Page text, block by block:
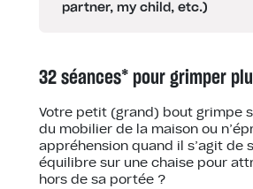
partner, my child, etc.)
32 séances* pour grimper
Votre petit (grand) bout grimpe
du mobilier de la maison ou
appréhension quand il s’agit de
équilibre sur une chaise pour
hors de sa portée ?